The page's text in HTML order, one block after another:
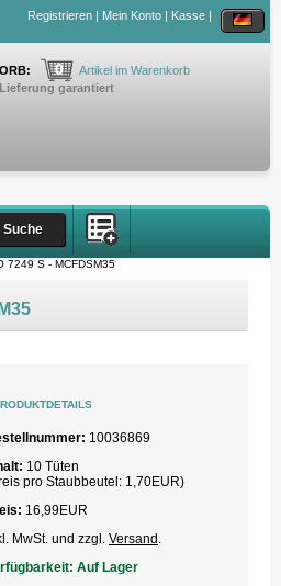
Registrieren | Mein Konto | Kasse |
0
Artikel im Warenkorb
garantiert
7249 S - MCFDSM35
10036869
10 Tüten
pro Staubbeutel: 1,70EUR)
16,99EUR
MwSt. und zzgl. Versand
Auf Lager